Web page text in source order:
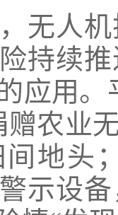
人机
持续
应用
农业
地头
示设